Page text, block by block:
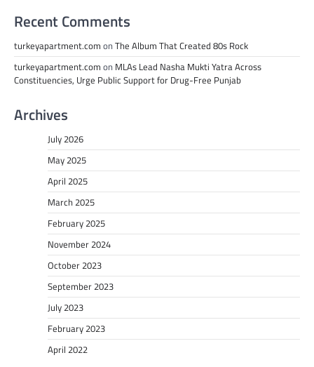
Recent Comments
turkeyapartment.com on The Album That Created 80s Rock
turkeyapartment.com on MLAs Lead Nasha Mukti Yatra Across
Constituencies, Urge Public Support for Drug-Free Punjab
Archives
July 2026
May 2025
April 2025
March 2025
February 2025
November 2024
October 2023
September 2023
July 2023
February 2023
April 2022